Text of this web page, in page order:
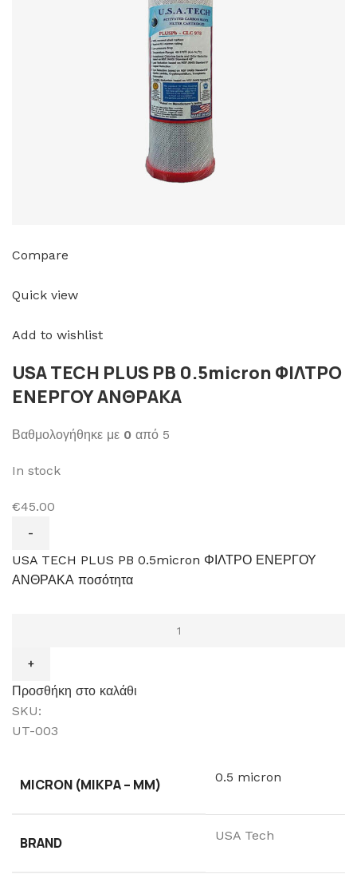
Compare
Quick view
Add to wishlist
USA TECH PLUS PB 0.5micron ΦΙΛΤΡΟ
ΕΝΕΡΓΟΥ ΑΝΘΡΑΚΑ
Βαθμολογήθηκε με 0 από 5
In stock
€45.00
USA TECH PLUS PB 0.5micron ΦΙΛΤΡΟ ΕΝΕΡΓΟΥ
ΑΝΘΡΑΚΑ ποσότητα
Προσθήκη στο καλάθι
SKU:
UT-003
MICRON (ΜΙΚΡΆ – ΜM) 0.5 micron
BRAND USA Tech